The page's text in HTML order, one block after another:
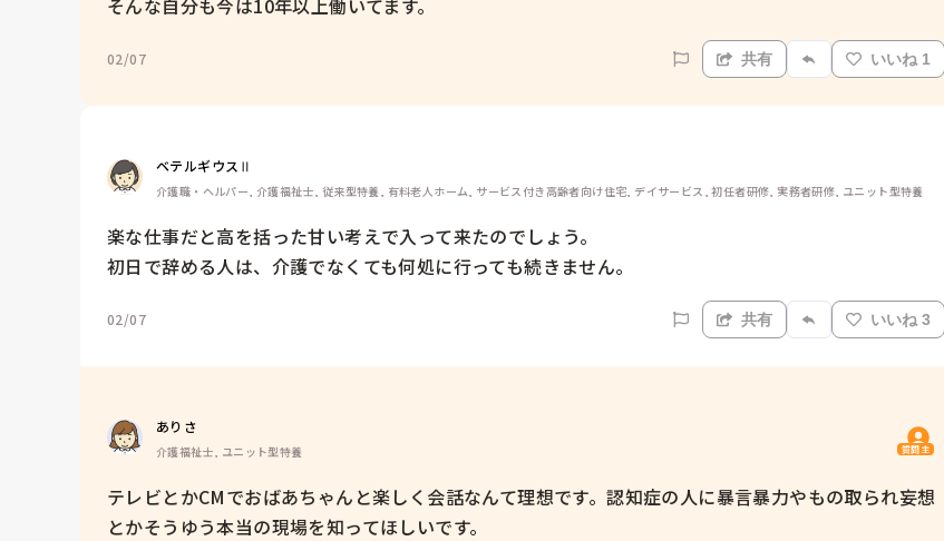
そんな自分も今は10年以上働いてます。
02/07 共有 いいね 1
ベテルギウスⅡ
介護職・ヘルパー, 介護福祉士, 従来型特養, 有料老人ホーム, サービス付き高齢者向け住宅, デイサービス, 初任者研修, 実務者研修, ユニット型特養
楽な仕事だと高を括った甘い考えで入って来たのでしょう。
初日で辞める人は、介護でなくても何処に行っても続きません。
02/07 共有 いいね 3
ありさ
介護福祉士, ユニット型特養 質問主
テレビとかCMでおばあちゃんと楽しく会話なんて理想です。認知症の人に暴言暴力やもの取られ妄想
とかそうゆう本当の現場を知ってほしいです。